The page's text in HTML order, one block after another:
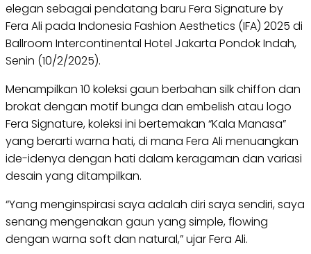
elegan sebagai pendatang baru Fera Signature by
Fera Ali pada Indonesia Fashion Aesthetics (IFA) 2025 di
Ballroom Intercontinental Hotel Jakarta Pondok Indah,
Senin (10/2/2025).
Menampilkan 10 koleksi gaun berbahan silk chiffon dan
brokat dengan motif bunga dan embelish atau logo
Fera Signature, koleksi ini bertemakan “Kala Manasa”
yang berarti warna hati, di mana Fera Ali menuangkan
ide-idenya dengan hati dalam keragaman dan variasi
desain yang ditampilkan.
“Yang menginspirasi saya adalah diri saya sendiri, saya
senang mengenakan gaun yang simple, flowing
dengan warna soft dan natural,” ujar Fera Ali.